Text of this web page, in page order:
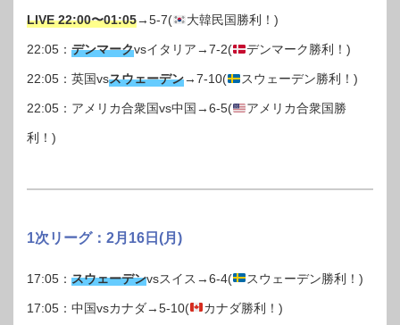
LIVE 22:00〜01:05→5-7( 大韓民国勝利！)
22:05： デンマークvsイタリア→7-2( デンマーク勝利！)
22:05：英国vsスウェーデン→7-10( スウェーデン勝利！)
22:05：アメリカ合衆国vs中国→6-5( アメリカ合衆国勝
利！)
1次リーグ：2月16日(月)
17:05： スウェーデンvsスイス→6-4( スウェーデン勝利！)
17:05：中国vsカナダ→5-10( カナダ勝利！)